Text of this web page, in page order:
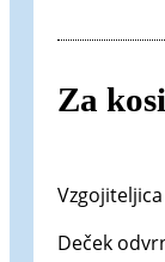
Za
Deček